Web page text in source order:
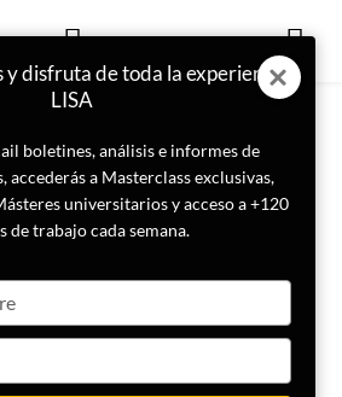
y España
en
18 de marzo de 2022
disfruta de toda la experiencia
LISA
boletines, análisis e informes de
accederás a Masterclass exclusivas,
universitarios y acceso a +120
de trabajo cada semana.